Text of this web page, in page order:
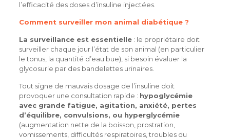
l’efficacité des doses d’insuline injectées.
Comment surveiller mon animal diabétique ?
La surveillance est essentielle: le propriétaire doit
surveiller chaque jour l’état de son animal (en particulier
le tonus, la quantité d’eau bue), si besoin évaluer la
glycosurie par des bandelettes urinaires.
Tout signe de mauvais dosage de l’insuline doit
provoquer une consultation rapide : hypoglycémie
avec grande fatigue, agitation, anxiété, pertes
d’équilibre, convulsions, ou hyperglycémie
(augmentation nette de la boisson, prostration,
vomissements, difficultés respiratoires, troubles du